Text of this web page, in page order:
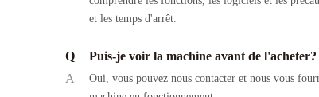
et les temps d'arrêt.
Q
Puis-je voir la machine avant de l'acheter?
A
Oui, vous pouvez nous contacter et nous vous